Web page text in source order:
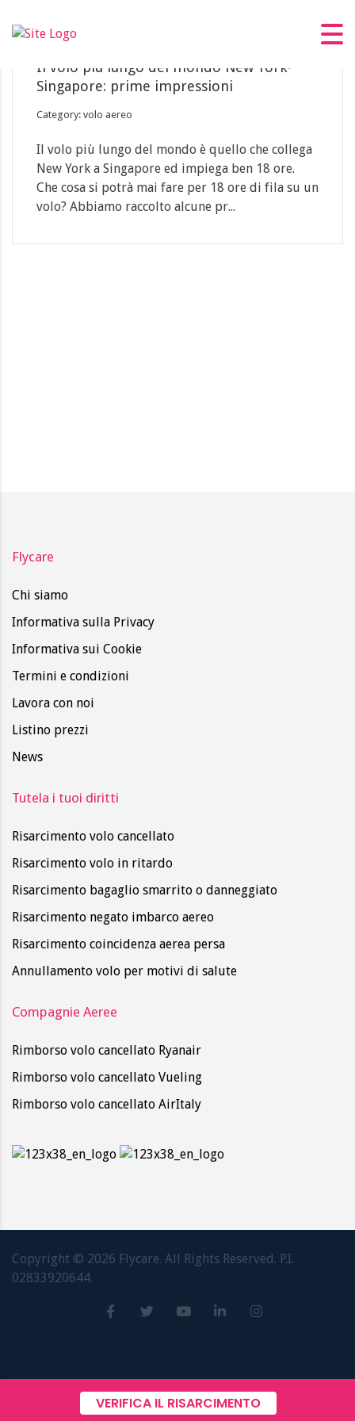
11
Il volo più lungo del mondo New York-
Singapore: prime impressioni
Category: volo aereo
Il volo più lungo del mondo è quello che collega
New York a Singapore ed impiega ben 18 ore.
Che cosa si potrà mai fare per 18 ore di fila su un
volo? Abbiamo raccolto alcune pr...
Flycare
Chi siamo
Informativa sulla Privacy
Informativa sui Cookie
Termini e condizioni
Lavora con noi
Listino prezzi
News
Tutela i tuoi diritti
Risarcimento volo cancellato
Risarcimento volo in ritardo
Risarcimento bagaglio smarrito o danneggiato
Risarcimento negato imbarco aereo
Risarcimento coincidenza aerea persa
Annullamento volo per motivi di salute
Compagnie Aeree
Rimborso volo cancellato Ryanair
Rimborso volo cancellato Vueling
Rimborso volo cancellato AirItaly
Copyright © 2026 Flycare. All Rights Reserved. P.I.
02833920644.
VERIFICA IL RISARCIMENTO